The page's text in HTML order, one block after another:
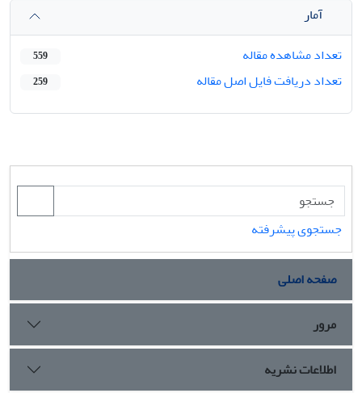
آمار
تعداد مشاهده مقاله
559
تعداد دریافت فایل اصل مقاله 259
جستجوی پیشرفته
صفحه اصلی
مرور
اطلاعات نشریه